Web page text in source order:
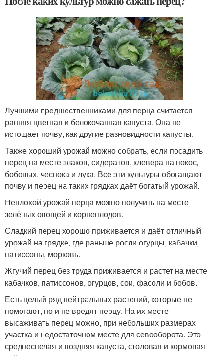
Лучшими предшественниками для перца считается
ранняя цветная и белокочанная капуста. Она не
истощает почву, как другие разновидности капусты.
Также хороший урожай можно собрать, если посадить
перец на месте злаков, сидератов, клевера на покос,
бобовых, чеснока и лука. Все эти культуры обогащают
почву и перец на таких грядках даёт богатый урожай.
Неплохой урожай перца можно получить на месте
зелёных овощей и корнеплодов.
Сладкий перец хорошо приживается и даёт отличный
урожай на грядке, где раньше росли огурцы, кабачки,
патиссоны, морковь.
Жгучий перец без труда приживается и растет на месте
кабачков, патиссонов, огурцов, сои, фасоли и бобов.
Есть целый ряд нейтральных растений, которые не
помогают, но и не вредят перцу. На их месте
высаживать перец можно, при небольших размерах
участка и недостаточном месте для севооборота. Это
среднеспелая и поздняя капуста, столовая и кормовая